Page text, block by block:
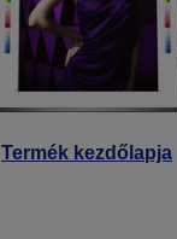
Termék kezdőlapja